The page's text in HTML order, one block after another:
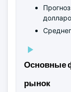
Основные
рынок